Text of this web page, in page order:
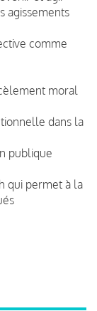
agissements
comme
moral
dans la
publique
qui permet à la